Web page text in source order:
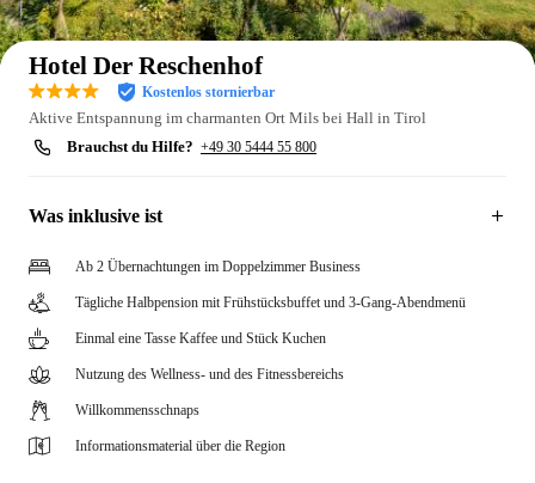
Auf der Karte anzeigen
Hotel Der Reschenhof
Kostenlos stornierbar
Aktive Entspannung im charmanten Ort Mils bei Hall in Tirol
Brauchst du Hilfe? +49 30 5444 55 800
Was inklusive ist
Ab 2 Übernachtungen im Doppelzimmer Business
Tägliche Halbpension mit Frühstücksbuffet und 3-Gang-Abendmenü
Einmal eine Tasse Kaffee und Stück Kuchen
Nutzung des Wellness- und des Fitnessbereichs
Willkommensschnaps
Informationsmaterial über die Region